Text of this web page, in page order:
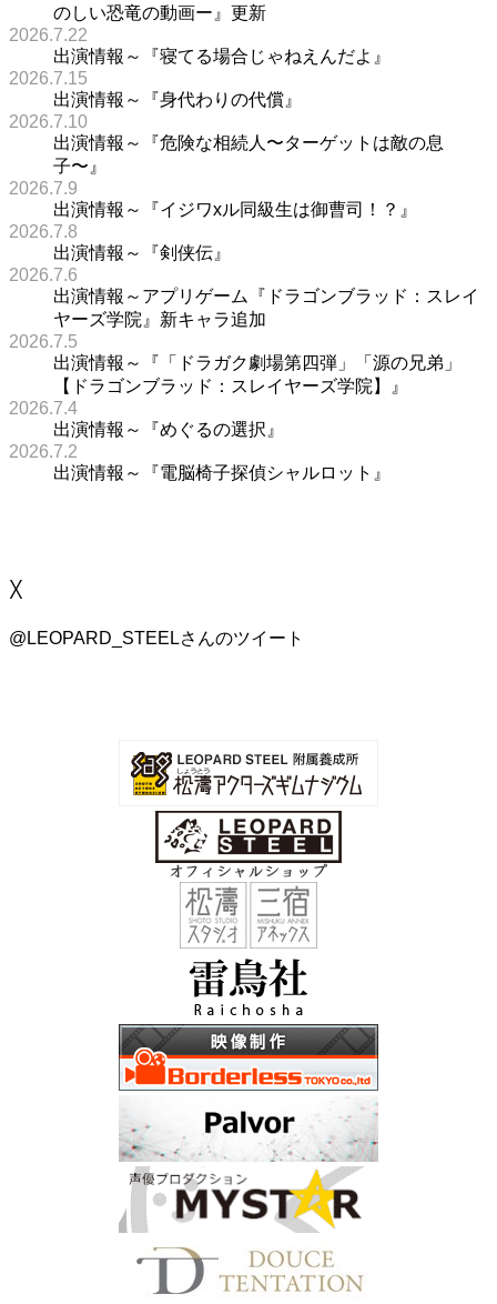
のしい恐竜の動画ー』更新
2026.7.22
出演情報～『寝てる場合じゃねえんだよ』
2026.7.15
出演情報～『身代わりの代償』
2026.7.10
出演情報～『危険な相続人〜ターゲットは敵の息
子〜』
2026.7.9
出演情報～『イジワxル同級生は御曹司！？』
2026.7.8
出演情報～『剣侠伝』
2026.7.6
出演情報～アプリゲーム『ドラゴンブラッド：スレイ
ヤーズ学院』新キャラ追加
2026.7.5
出演情報～『「ドラガク劇場第四弾」「源の兄弟」
【ドラゴンブラッド：スレイヤーズ学院】』
2026.7.4
出演情報～『めぐるの選択』
2026.7.2
出演情報～『電脳椅子探偵シャルロット』
X
@LEOPARD_STEELさんのツイート